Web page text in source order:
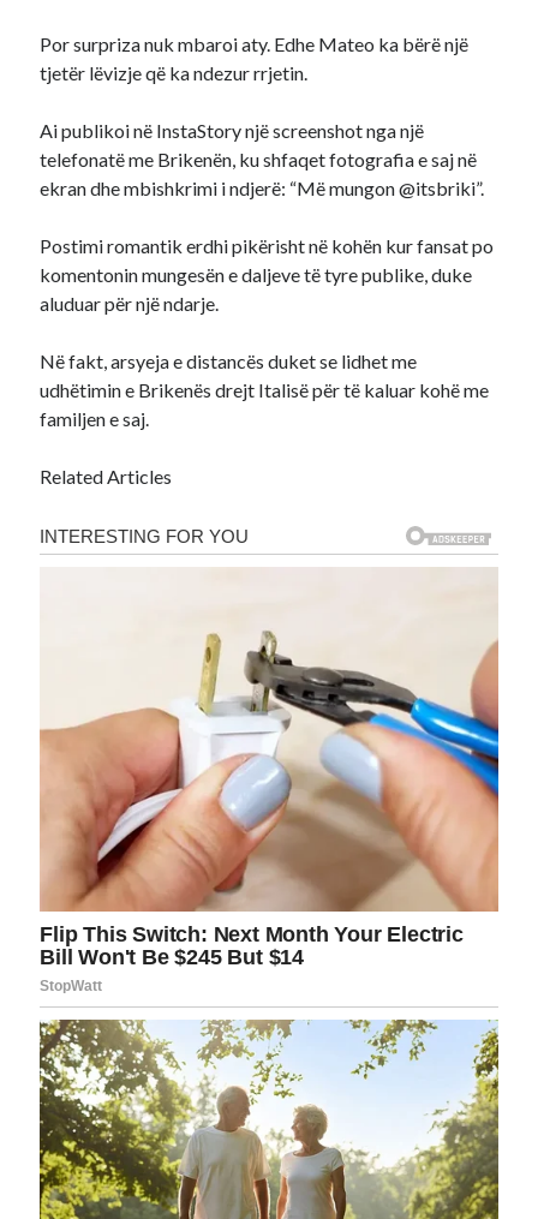
Por surpriza nuk mbaroi aty. Edhe Mateo ka bërë një
tjetër lëvizje që ka ndezur rrjetin.
Ai publikoi në InstaStory një screenshot nga një
telefonatë me Brikenën, ku shfaqet fotografia e saj në
ekran dhe mbishkrimi i ndjerë: “Më mungon @itsbriki”.
Postimi romantik erdhi pikërisht në kohën kur fansat po
komentonin mungesën e daljeve të tyre publike, duke
aluduar për një ndarje.
Në fakt, arsyeja e distancës duket se lidhet me
udhëtimin e Brikenës drejt Italisë për të kaluar kohë me
familjen e saj.
Related Articles